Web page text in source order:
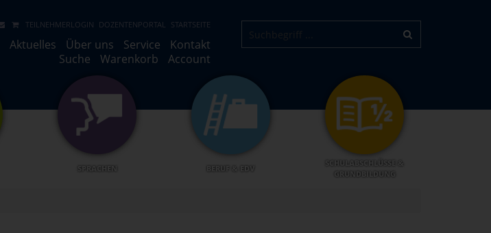
TEILNEHMERLOGIN DOZENTENPORTAL STARTSEITE
Aktuelles Über uns Service
Kontakt
Suche
Warenkorb Account
SPRACHEN BERUF & EDV
SCHULABSCHLÜSSE &
GRUNDBILDUNG